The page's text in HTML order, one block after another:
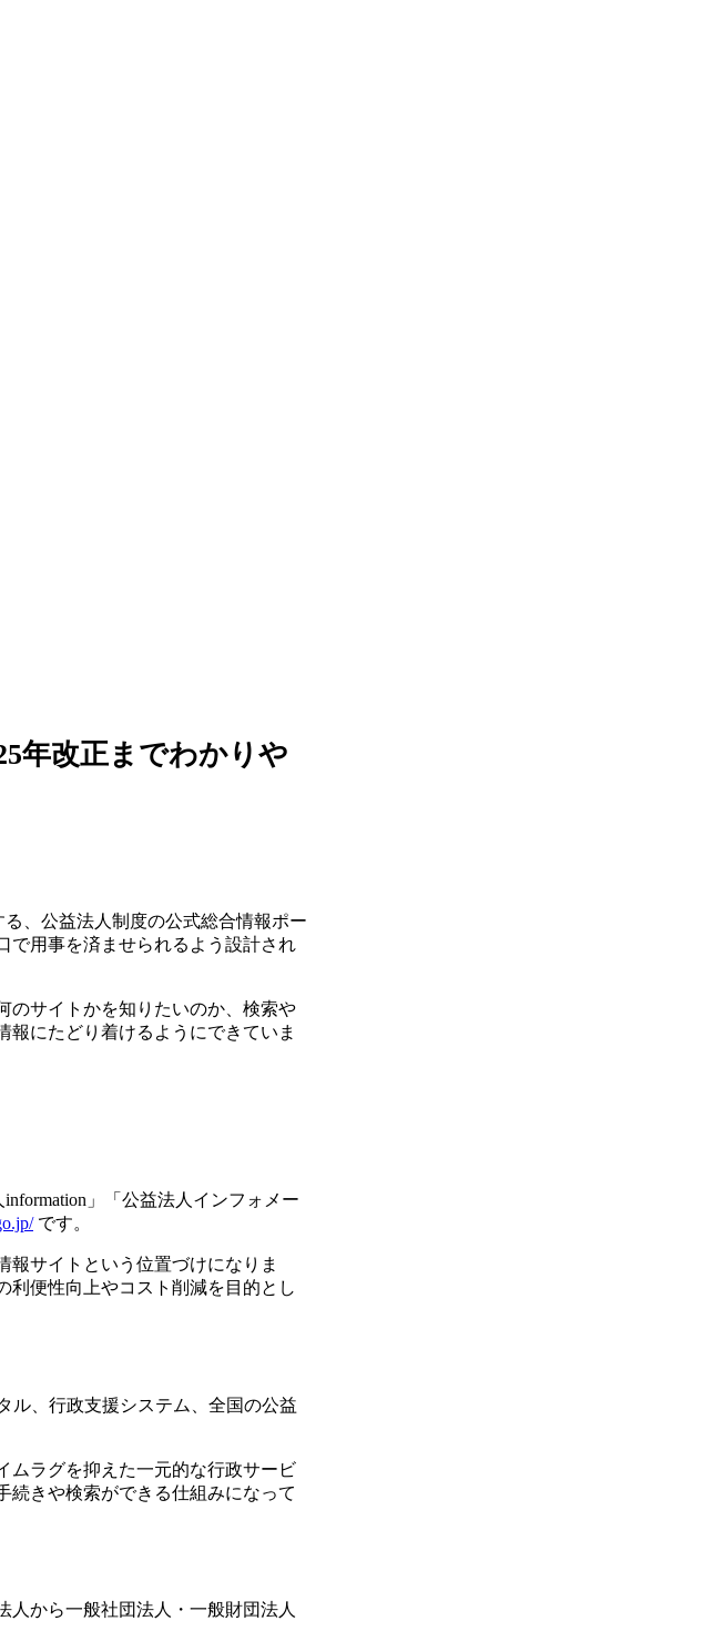
年改正までわかりや
、公益法人制度の公式総合情報ポー
で用事を済ませられるよう設計され
のサイトかを知りたいのか、検索や
にたどり着けるようにできていま
」「公益法人インフォメー
です。
報サイトという位置づけになりま
利便性向上やコスト削減を目的とし
ル、行政支援システム、全国の公益
ムラグを抑えた一元的な行政サービ
続きや検索ができる仕組みになって
から一般社団法人・一般財団法人